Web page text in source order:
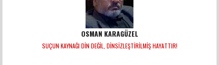
OSMAN KARAGÜZEL
SUÇUN KAYNAĞI DİN DEĞİL, DİNSİZLEŞTİRİLMİŞ HAYATTIR!